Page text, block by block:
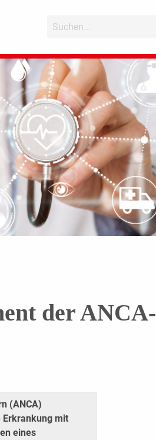
der ANCA-
(ANCA)
Erkrankung mit
eines